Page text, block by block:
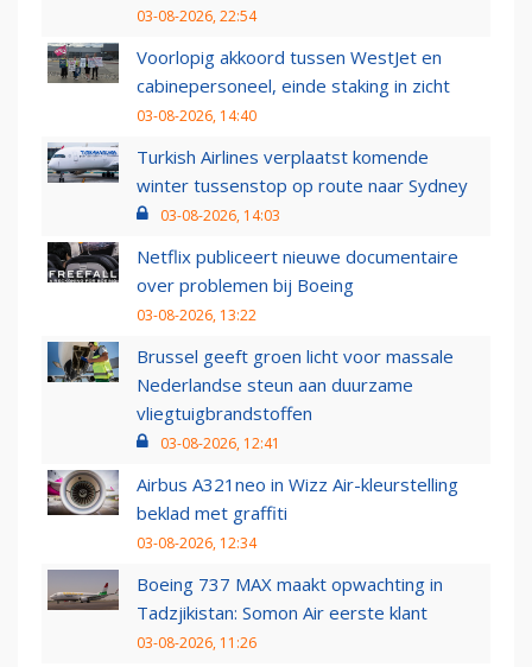
03-08-2026, 22:54
Voorlopig akkoord tussen WestJet en
cabinepersoneel, einde staking in zicht
03-08-2026, 14:40
Turkish Airlines verplaatst komende
winter tussenstop op route naar Sydney
03-08-2026, 14:03
Netflix publiceert nieuwe documentaire
over problemen bij Boeing
03-08-2026, 13:22
Brussel geeft groen licht voor massale
Nederlandse steun aan duurzame
vliegtuigbrandstoffen
03-08-2026, 12:41
Airbus A321neo in Wizz Air-kleurstelling
beklad met graffiti
03-08-2026, 12:34
Boeing 737 MAX maakt opwachting in
Tadzjikistan: Somon Air eerste klant
03-08-2026, 11:26